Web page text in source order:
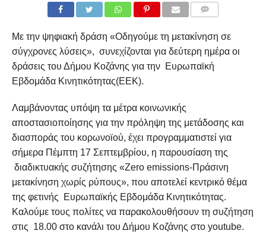
Με την ψηφιακή δράση «Οδηγούμε τη μετακίνηση σε
σύγχρονες λύσεις», συνεχίζονται για δεύτερη ημέρα οι
δράσεις του Δήμου Κοζάνης για την Ευρωπαϊκή
Εβδομάδα Κινητικότητας(ΕΕΚ).
Λαμβάνοντας υπόψη τα μέτρα κοινωνικής
αποστασιοποίησης για την πρόληψη της μετάδοσης και
διασποράς του κορωνοϊού, έχει προγραμματιστεί για
σήμερα Πέμπτη 17 Σεπτεμβρίου, η παρουσίαση της
διαδικτυακής συζήτησης «Zero emissions-Πράσινη
μετακίνηση χωρίς ρύπους», που αποτελεί κεντρικό θέμα
της φετινής Ευρωπαϊκής Εβδομάδα Κινητικότητας.
Καλούμε τους πολίτες να παρακολουθήσουν τη συζήτηση
στις 18.00 στο κανάλι του Δήμου Κοζάνης στο youtube.